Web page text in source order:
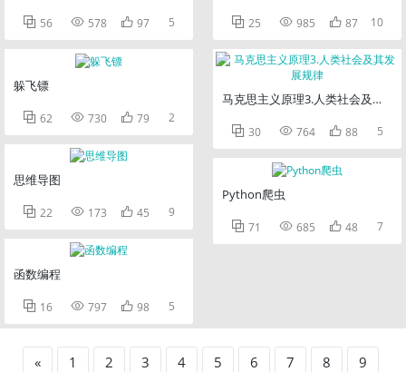
 56  578  97 5
躲飞镖
 62  730  79 2
思维导图
 22  173  45 9
函数编程
 16  797  98 5
 25  985  87 10
马克思主义原理3.人类社会及其发
 30  764  88 5
Python爬虫
 71  685  48 7
« 1 2 3 4 5 6 7 8
9